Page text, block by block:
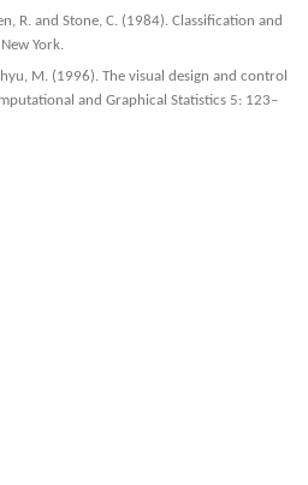
R. and Stone, C. (1984). Classification and
York.
M. (1996). The visual design and control
and Graphical Statistics 5: 123–